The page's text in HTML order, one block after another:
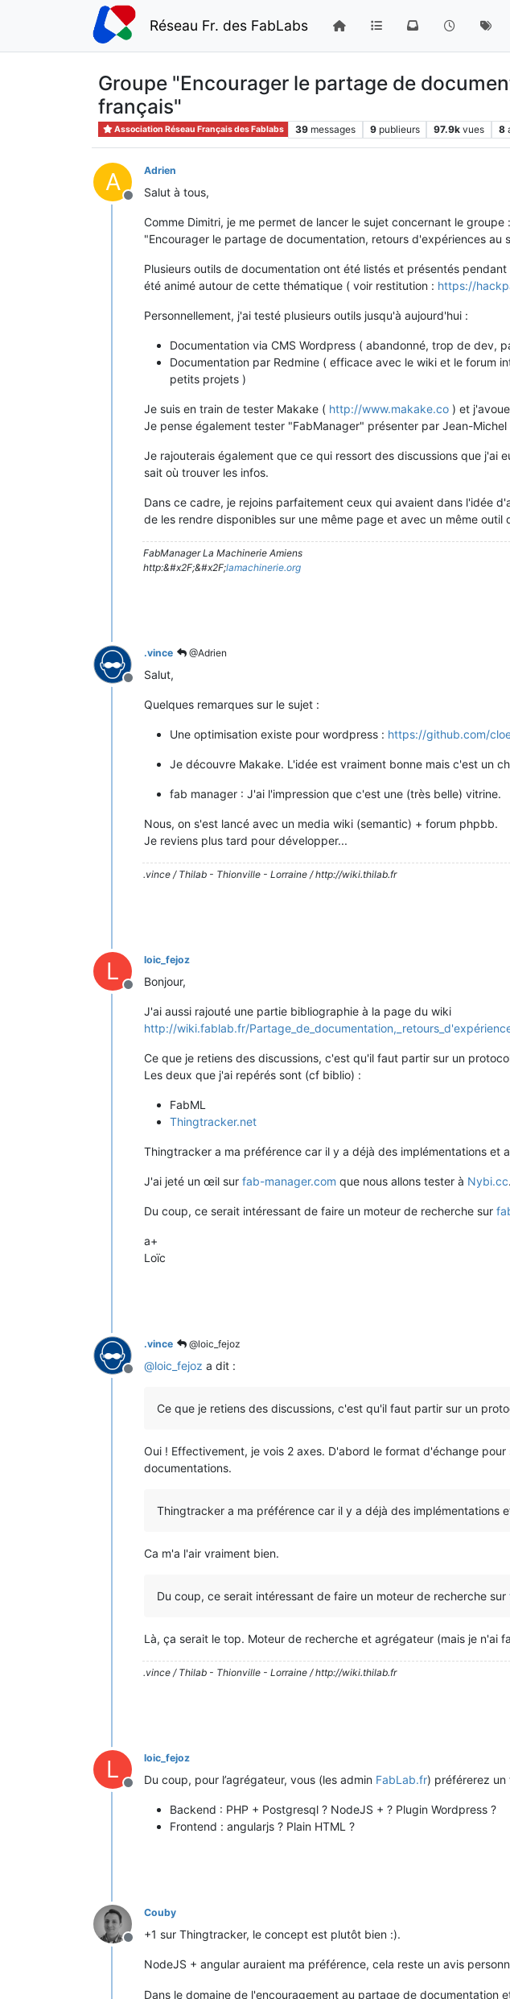
Réseau Fr. des FabLabs
Groupe "Encourager le partage de
français"
Association Réseau Français des Fablabs 39 messages 9 publieurs 97.9k vues 8
A
Hors-ligne
Adrien
Salut à tous,
Comme Dimitri, je me permet de lancer le sujet concernant le groupe :
"Encourager le partage de documentation, retours d'expériences au
Plusieurs outils de documentation ont été listés et présentés
été animé autour de cette thématique ( voir restitution : https://
Personnellement, j'ai testé plusieurs outils jusqu'à aujourd'hui :
Documentation via CMS Wordpress ( abandonné, trop de dev,
Documentation par Redmine ( efficace avec le wiki et le forum
petits projets )
Je suis en train de tester Makake ( http://www.makake.co ) et
Je pense également tester "FabManager" présenter par Jean-Michel
Je rajouterais également que ce qui ressort des discussions que
sait où trouver les infos.
Dans ce cadre, je rejoins parfaitement ceux qui avaient dans l'idée
de les rendre disponibles sur une même page et avec un même outil
FabManager La Machinerie Amiens
http:&#x2F;&#x2F;lamachinerie.org
Hors-ligne
.vince @Adrien
Salut,
Quelques remarques sur le sujet :
Une optimisation existe pour wordpress : https://github.com/
Je découvre Makake. L'idée est vraiment bonne mais c'est un
fab manager : J'ai l'impression que c'est une (très belle) vitrine.
Nous, on s'est lancé avec un media wiki (semantic) + forum phpbb.
Je reviens plus tard pour développer...
.vince / Thilab - Thionville - Lorraine / http://wiki.thilab.fr
L
Hors-ligne
loic_fejoz
Bonjour,
J'ai aussi rajouté une partie bibliographie à la page du wiki
http://wiki.fablab.fr/
Ce que je retiens des discussions, c'est qu'il faut partir sur un
Les deux que j'ai repérés sont (cf biblio) :
FabML
Thingtracker.net
Thingtracker a ma préférence car il y a déjà des implémentations et
J'ai jeté un œil sur fab-manager.com que nous allons tester à Nybi.cc
Du coup, ce serait intéressant de faire un moteur de recherche sur
a+
Loïc
Hors-ligne
.vince @loic_fejoz
@loic_fejoz a dit :
Ce que je retiens des discussions, c'est qu'il faut partir sur un
Oui ! Effectivement, je vois 2 axes. D'abord le format d'échange
documentations.
Thingtracker a ma préférence car il y a déjà des implémentations
Ca m'a l'air vraiment bien.
Du coup, ce serait intéressant de faire un moteur de recherche sur
Là, ça serait le top. Moteur de recherche et agrégateur (mais je n'ai
.vince / Thilab - Thionville - Lorraine / http://wiki.thilab.fr
L
Hors-ligne
loic_fejoz
Du coup, pour l’agrégateur, vous (les admin FabLab.fr) préférerez un
Backend : PHP + Postgresql ? NodeJS + ? Plugin Wordpress ?
Frontend : angularjs ? Plain HTML ?
Hors-ligne
Couby
+1 sur Thingtracker, le concept est plutôt bien :).
NodeJS + angular auraient ma préférence, cela reste un avis
Dans le domaine de l'encouragement au partage de